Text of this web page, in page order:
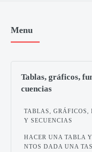
Menu
Tablas, gráficos,
cuencias
TABLAS, GRÁFICOS,
Y SECUENCIAS
HACER UNA TABLA
NTOS DADA UNA